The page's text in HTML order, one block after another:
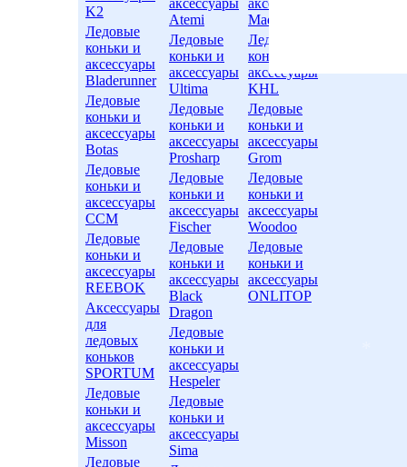
K2
Ледовые
коньки и
аксессуары
Bladerunner
Ледовые
коньки и
аксессуары
Botas
Ледовые
коньки и
аксессуары
CCM
Ледовые
коньки и
аксессуары
REEBOK
Аксессуары
для
ледовых
коньков
SPORTUM
Ледовые
коньки и
аксессуары
Misson
Ледовые
аксессуары
Atemi
Ледовые
коньки и
аксессуары
Ultima
Ледовые
коньки и
аксессуары
Prosharp
Ледовые
коньки и
аксессуары
Fischer
Ледовые
коньки и
аксессуары
Black
Dragon
Ледовые
коньки и
аксессуары
Hespeler
Ледовые
коньки и
аксессуары
Sima
аксессуары
Mad Guy
Ледовые
коньки и
аксессуары
KHL
Ледовые
коньки и
аксессуары
Grom
Ледовые
коньки и
аксессуары
Woodoo
Ледовые
коньки и
аксессуары
ONLITOP
*